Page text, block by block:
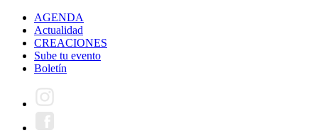
AGENDA
Actualidad
CREACIONES
Sube tu evento
Boletín